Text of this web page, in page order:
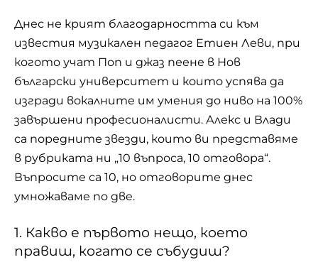
Днес не крият благодарността си към
известия музикален педагог Етиен Леви, при
когото учат Поп и джаз пеене в Нов
български университет и които успява да
изгради вокалните им умения до ниво на 100%
завършени професионалисти. Алекс и Влади
са поредните звезди, които ви представяме
в рубриката ни „10 въпроса, 10 отговора“.
Въпросите са 10, но отговорите днес
умножаваме по две.
1. Какво е първото нещо, което
правиш, когато се събудиш?